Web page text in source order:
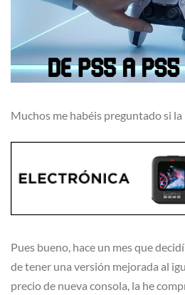
Muchos me habéis preguntado si la
Pues bueno, hace un mes que
de tener una versión mejorada al
precio de nueva consola, la he